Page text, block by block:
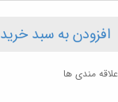
افزودن به سبد خرید
مندی ها